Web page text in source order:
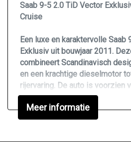
Hoofd airbag(s) achter
Passagiersairbag
Zij airbag(s) voor
Interieur
Achterbank in delen
Electronic climate control
Elektrische ramen voor en
Saab 9-5 2.0 TiD Vector
Cruise
Een luxe en karaktervolle Saab
Exklusiv uit bouwjaar 2011.
combineert Scandinavisch
en een krachtige dieselmotor
rijervaring. De auto is voorzien
uitvoering o.a. Lederen
verstelbare voorstoelen,
control, Climate control,
Meer informatie